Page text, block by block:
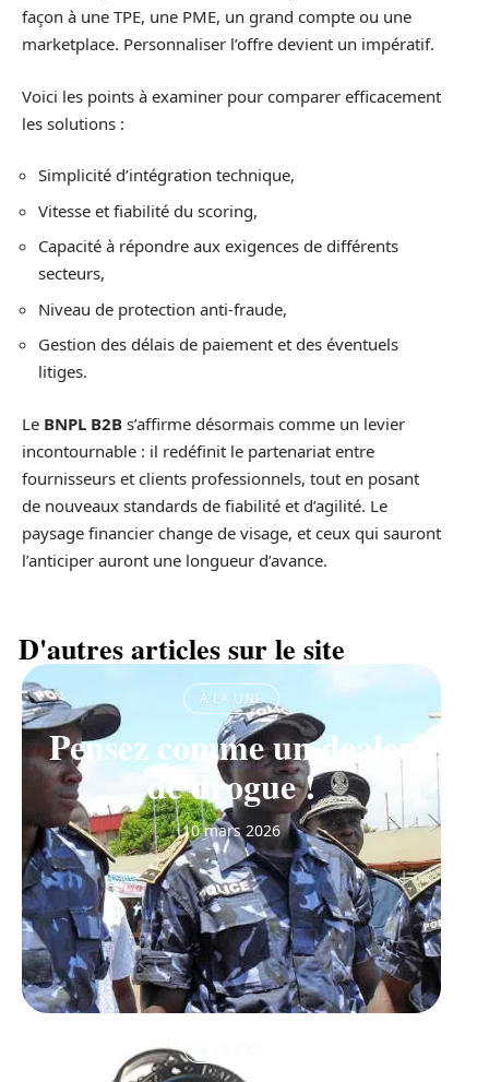
façon à une TPE, une PME, un grand compte ou une
marketplace. Personnaliser l’offre devient un impératif.
Voici les points à examiner pour comparer efficacement
les solutions :
Simplicité d’intégration technique,
Vitesse et fiabilité du scoring,
Capacité à répondre aux exigences de différents
secteurs,
Niveau de protection anti-fraude,
Gestion des délais de paiement et des éventuels
litiges.
Le BNPL B2B s’affirme désormais comme un levier
incontournable : il redéfinit le partenariat entre
fournisseurs et clients professionnels, tout en posant
de nouveaux standards de fiabilité et d’agilité. Le
paysage financier change de visage, et ceux qui sauront
l’anticiper auront une longueur d’avance.
D'autres articles sur le site
À LA UNE
Pensez comme un dealer
de drogue !
10 mars 2026